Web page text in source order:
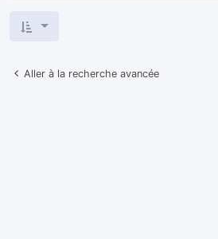
Aller à la recherche avancée